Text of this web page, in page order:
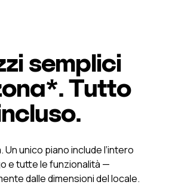
semplici
Tutto
Un unico piano include l’intero
e tutte le funzionalità —
dalle dimensioni del locale.